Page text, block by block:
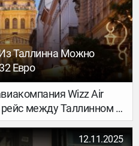
Таллинна Можно
Евро
Wizz Air
между Таллинном и
авиасообщений
Венгрии не было.
12.11.2025